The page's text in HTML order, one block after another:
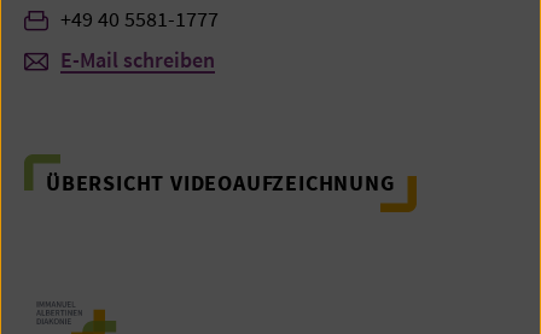
Fax:
+49 40 5581-1777
E-Mail schreiben
ÜBERSICHT VIDEOAUFZEICHNUNG